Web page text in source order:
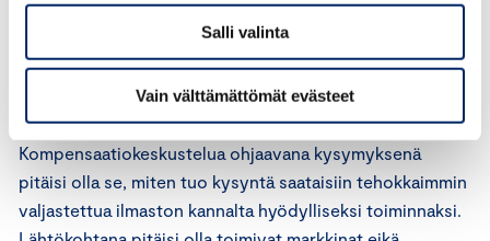
Salli valinta
Vain välttämättömät evästeet
suomalaisissa yrityksissä on valtavasti päästöhyvityksiin
kohdistuvaa piilokysyntää. Yritykset ovat laajalti
halukkaita panostamaan ilmastomuutoksen torjuntaa
myös vapaaehtoisella kompensoinnilla.
Kompensaatiokeskustelua ohjaavana kysymyksenä
pitäisi olla se, miten tuo kysyntä saataisiin tehokkaimmin
valjastettua ilmaston kannalta hyödylliseksi toiminnaksi.